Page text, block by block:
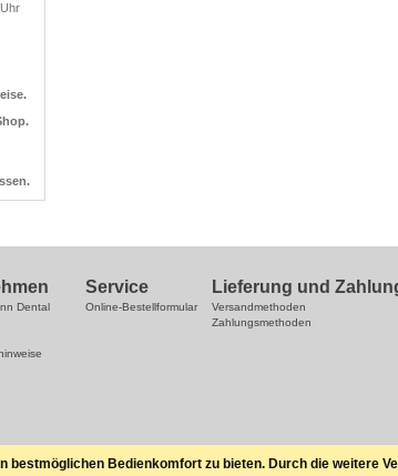
Dental
Service
Online-Bestellformular
Lieferung und
Versandmethoden
Zahlungsmethoden
bestmöglichen Bedienkomfort zu bieten. Durch die weitere